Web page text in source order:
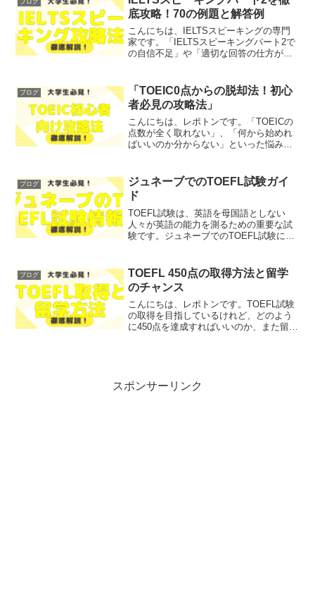
ポトンこの記事は次のよう...
底攻略！70の例題と解答例
こんにちは、IELTSスピーキングの専門
家です。「IELTSスピーキングパート2で
の自信不足」や「適切な回答の仕方が分
ングパート2を徹底攻略するための70の例
題とそ...
ブログ
「TOEIC0点からの脱却法！初心
者必見の攻略法」
こんにちは、レポトンです。「TOEICの
点数が全く取れない」、「何から始めれ
ばいいのか分からない」といった悩みを
の攻略法をご紹介します！レポトンこの
記事は次のような人...
ブログ
ジュネーブでのTOEFL試験ガイ
ド
TOEFL試験は、英語を母国語としない
人々が英語の能力を測るための重要な試
験です。ジュネーブでのTOEFL試験に関
ないでしょうか？そこで今回は、ジュネ
ーブでのTOEFL...
ブログ
TOEFL 450点の取得方法と留学
のチャンス
こんにちは、レポトンです。TOEFL試験
の取得を目指しているけれど、どのよう
に450点を達成すればいいのか、また留学
スポンサーリンク